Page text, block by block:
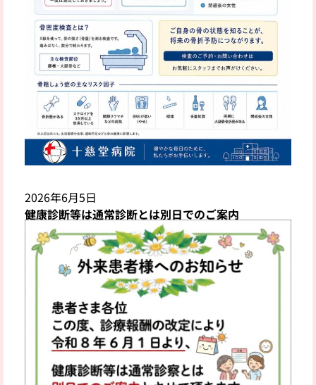
2026年6月5日
健康診断等は通常診断とは別日でのご案内